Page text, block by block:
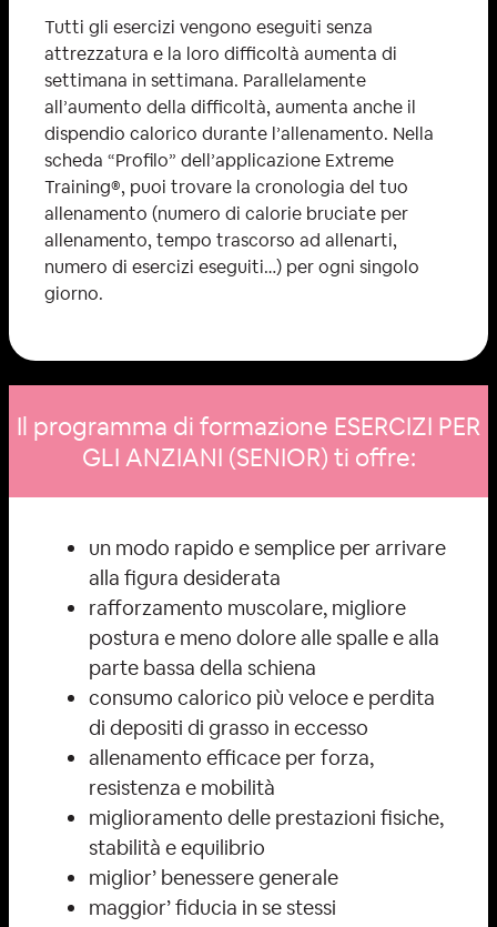
Tutti gli esercizi vengono eseguiti senza
attrezzatura e la loro difficoltà aumenta di
settimana in settimana. Parallelamente
all’aumento della difficoltà, aumenta anche il
dispendio calorico durante l’allenamento. Nella
scheda “Profilo” dell’applicazione Extreme
Training®️, puoi trovare la cronologia del tuo
allenamento (numero di calorie bruciate per
allenamento, tempo trascorso ad allenarti,
numero di esercizi eseguiti…) per ogni singolo
giorno.
Il programma di formazione ESERCIZI PER
GLI ANZIANI (SENIOR) ti offre:
un modo rapido e semplice per arrivare
alla figura desiderata
rafforzamento muscolare, migliore
postura e meno dolore alle spalle e alla
parte bassa della schiena
consumo calorico più veloce e perdita
di depositi di grasso in eccesso
allenamento efficace per forza,
resistenza e mobilità
miglioramento delle prestazioni fisiche,
stabilità e equilibrio
miglior’ benessere generale
maggior’ fiducia in se stessi